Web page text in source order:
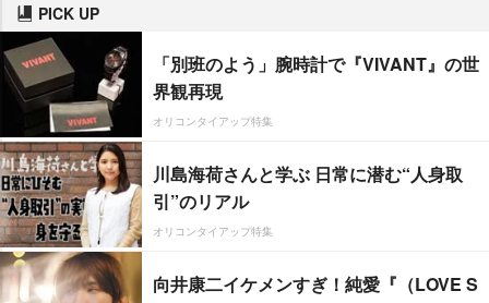
PICK UP
「別班のよう」腕時計で『VIVANT』の世
界観再現
オリコンタイアップ特集
川島海荷さんと学ぶ 日常に潜む“人身取
引”のリアル
オリコンタイアップ特集
向井康二イケメンすぎ！純愛『（LOVE S